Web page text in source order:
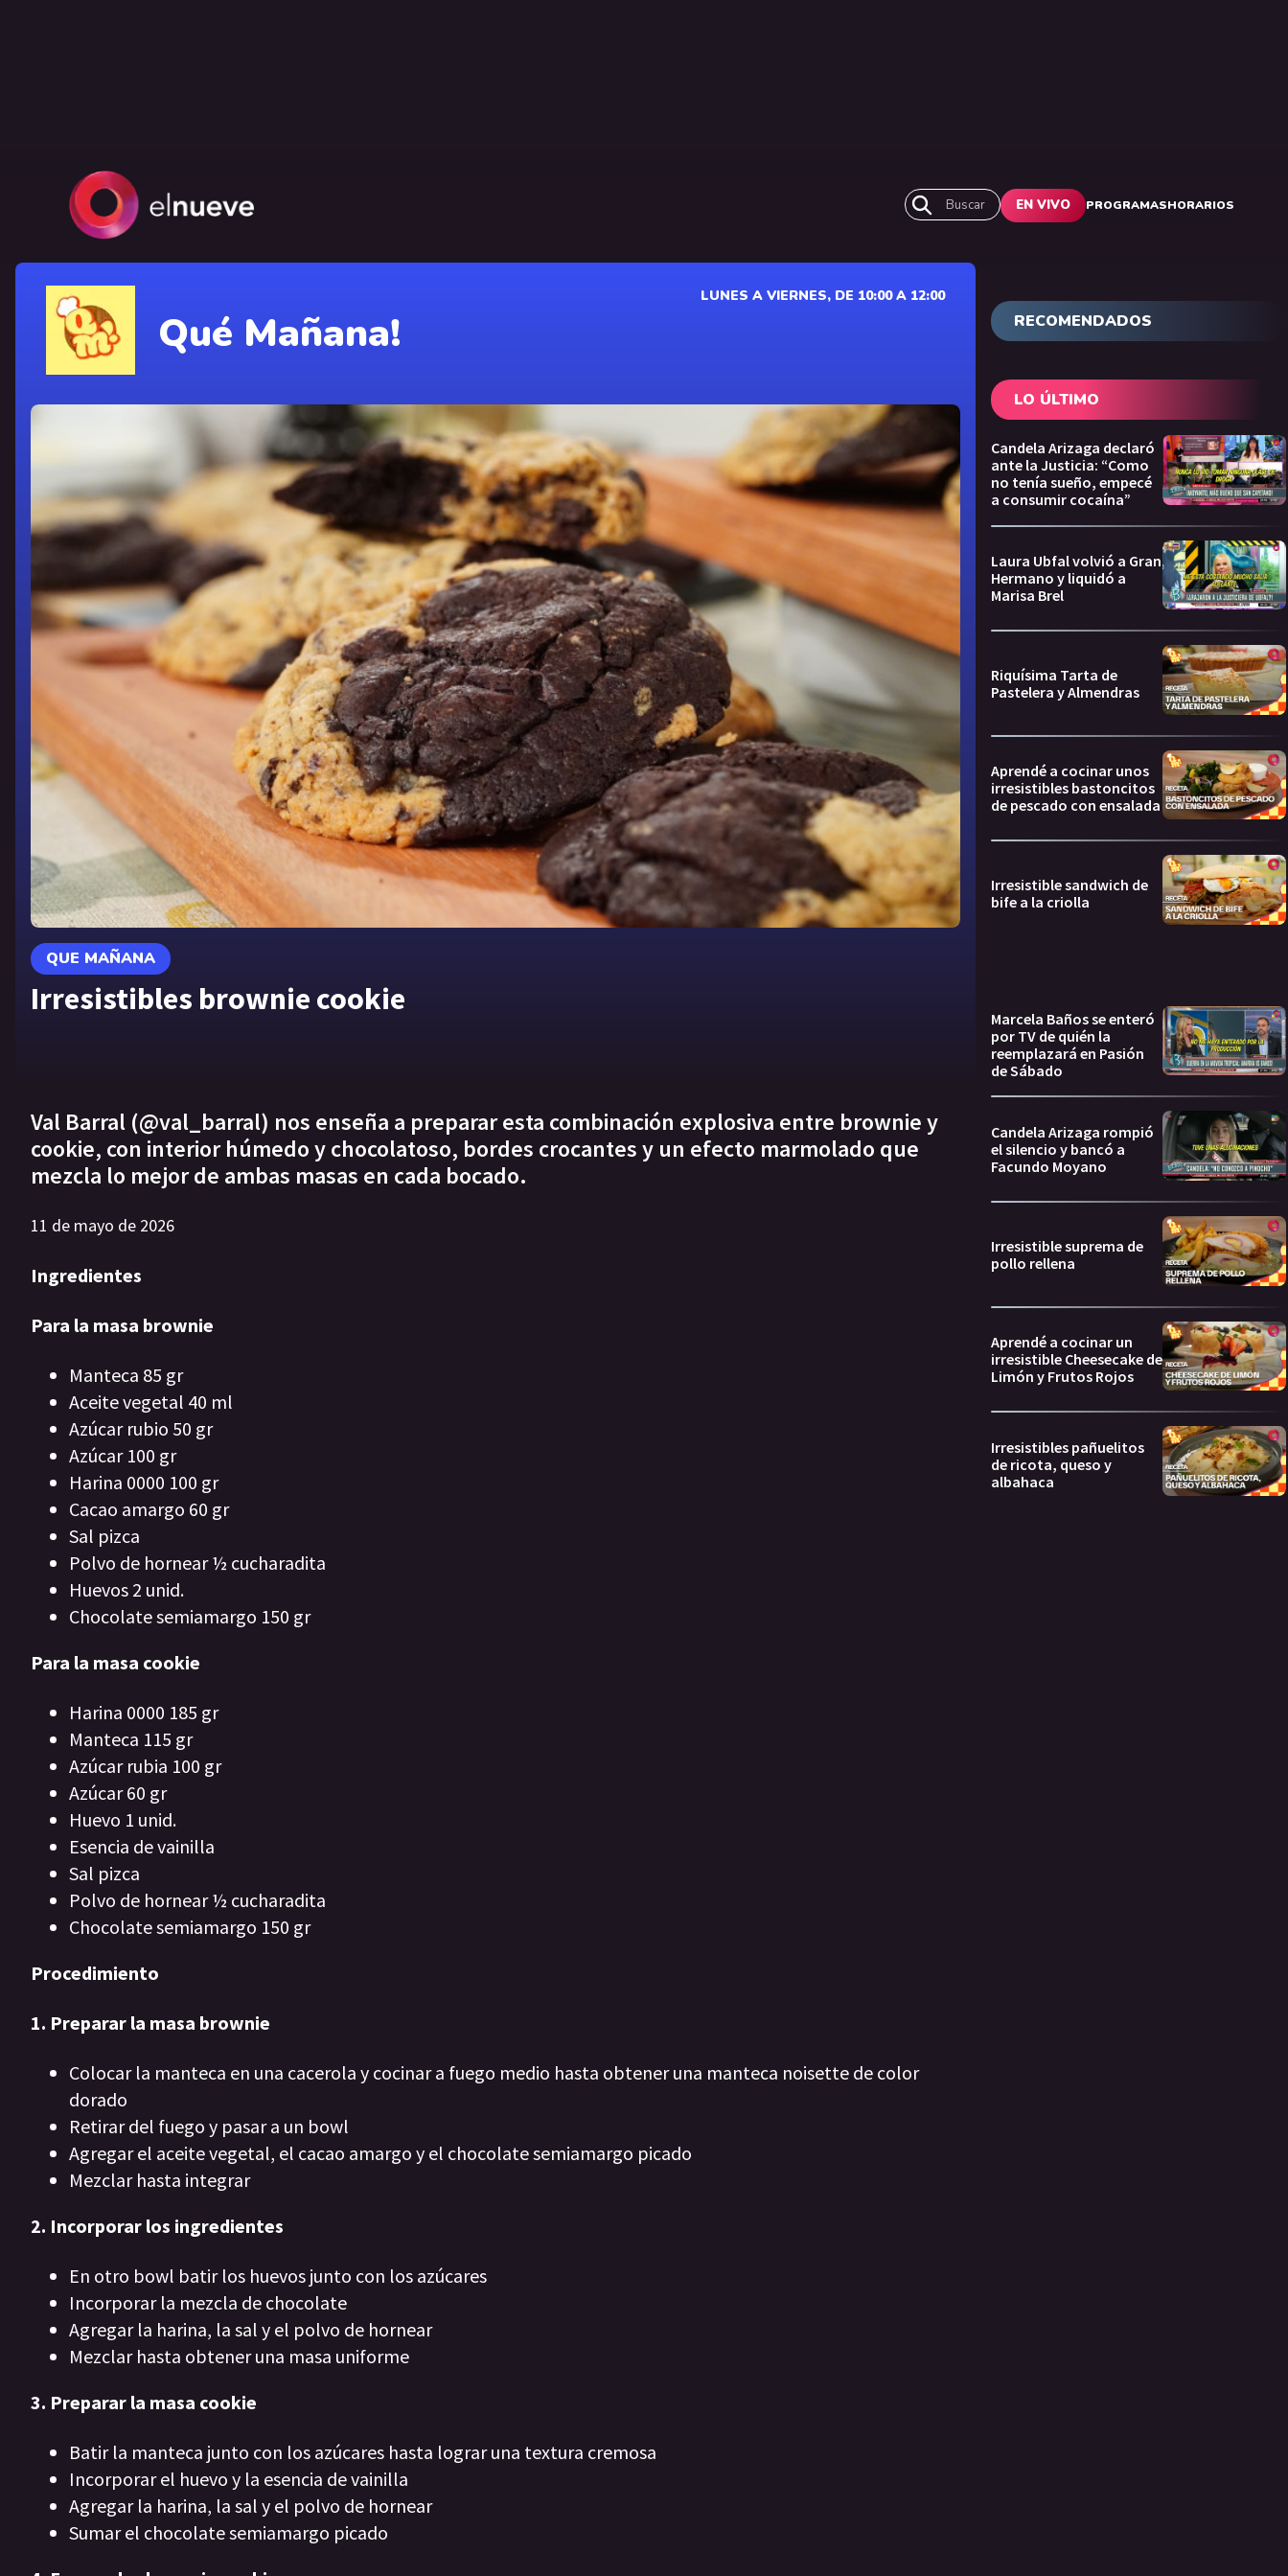
Buscar EN VIVO PROGRAMASHORARIOS
Qué Mañana!
LUNES A VIERNES, DE 10:00 A 12:00
QUE MAÑANA
Irresistibles brownie cookie
Val Barral (@val_barral) nos enseña a preparar esta combinación explosiva entre brownie y
cookie, con interior húmedo y chocolatoso, bordes crocantes y un efecto marmolado que
mezcla lo mejor de ambas masas en cada bocado.
11 de mayo de 2026
Ingredientes
Para la masa brownie
Manteca 85 gr
Aceite vegetal 40 ml
Azúcar rubio 50 gr
Azúcar 100 gr
Harina 0000 100 gr
Cacao amargo 60 gr
Sal pizca
Polvo de hornear ½ cucharadita
Huevos 2 unid.
Chocolate semiamargo 150 gr
Para la masa cookie
Harina 0000 185 gr
Manteca 115 gr
Azúcar rubia 100 gr
Azúcar 60 gr
Huevo 1 unid.
Esencia de vainilla
Sal pizca
Polvo de hornear ½ cucharadita
Chocolate semiamargo 150 gr
Procedimiento
1. Preparar la masa brownie
Colocar la manteca en una cacerola y cocinar a fuego medio hasta obtener una manteca noisette de color
dorado
Retirar del fuego y pasar a un bowl
Agregar el aceite vegetal, el cacao amargo y el chocolate semiamargo picado
Mezclar hasta integrar
2. Incorporar los ingredientes
En otro bowl batir los huevos junto con los azúcares
Incorporar la mezcla de chocolate
Agregar la harina, la sal y el polvo de hornear
Mezclar hasta obtener una masa uniforme
3. Preparar la masa cookie
Batir la manteca junto con los azúcares hasta lograr una textura cremosa
Incorporar el huevo y la esencia de vainilla
Agregar la harina, la sal y el polvo de hornear
Sumar el chocolate semiamargo picado
RECOMENDADOS
LO ÚLTIMO
Candela Arizaga declaró
ante la Justicia: “Como
no tenía sueño, empecé
a consumir cocaína”
Laura Ubfal volvió a Gran
Hermano y liquidó a
Marisa Brel
Riquísima Tarta de
Pastelera y Almendras
Aprendé a cocinar unos
irresistibles bastoncitos
de pescado con ensalada
Irresistible sandwich de
bife a la criolla
Marcela Baños se enteró
por TV de quién la
reemplazará en Pasión
de Sábado
Candela Arizaga rompió
el silencio y bancó a
Facundo Moyano
Irresistible suprema de
pollo rellena
Aprendé a cocinar un
irresistible Cheesecake de
Limón y Frutos Rojos
Irresistibles pañuelitos
de ricota, queso y
albahaca